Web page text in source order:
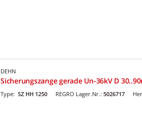
DEHN
Sicherungszange gerade Un-36kV D
REGRO Lager.Nr.: 5026717
Type: SZ HH 1250